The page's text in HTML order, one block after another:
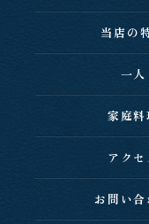
当店の
一人
家庭料
アクセ
お問い合